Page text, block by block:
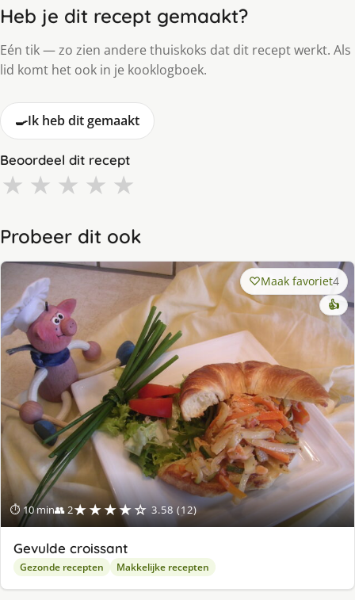
Heb je dit recept gemaakt?
Eén tik — zo zien andere thuiskoks dat dit recept werkt. Als
lid komt het ook in je kooklogboek.
🍳Ik heb dit gemaakt
Beoordeel dit recept
★ ★ ★ ★ ★
Probeer dit ook
⏱ 10 min👥 2★★★★☆ 3.58 (12)
Maak favoriet4
👍
Gevulde croissant
Gezonde recepten Makkelijke recepten